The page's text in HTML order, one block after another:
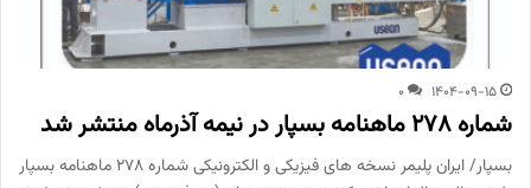
1404-09-15
0
شماره 278 ماهنامه بسپار در نیمه آذرماه منتشر شد
بسپار/ ایران پلیمر نسخه های فیزیکی و الکترونیکی شماره 278 ماهنامه بسپار